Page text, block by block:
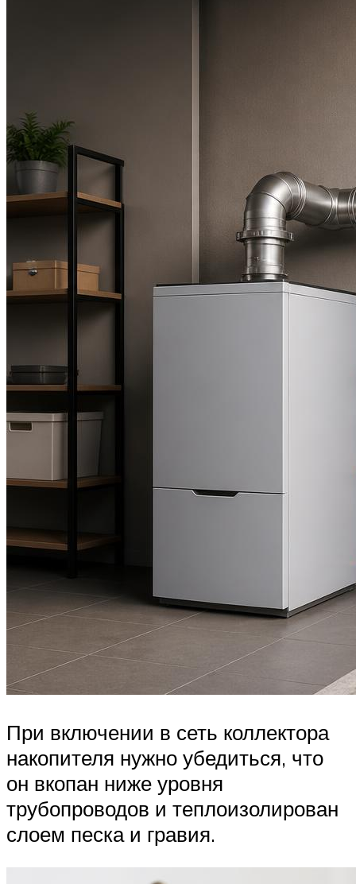
При включении в сеть коллектора
накопителя нужно убедиться, что
он вкопан ниже уровня
трубопроводов и теплоизолирован
слоем песка и гравия.